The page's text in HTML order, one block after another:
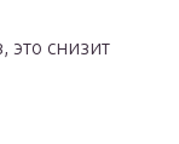
это снизит